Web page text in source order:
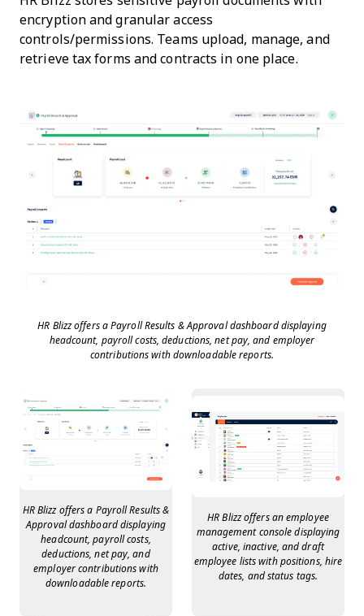
encryption and granular access
controls/permissions. Teams upload, manage, and
retrieve tax forms and contracts in one place.
HR Blizz offers a Payroll Results & Approval dashboard displaying
headcount, payroll costs, deductions, net pay, and employer
contributions with downloadable reports.
HR Blizz offers a Payroll Results &
Approval dashboard displaying
headcount, payroll costs,
deductions, net pay, and
employer contributions with
downloadable reports.
HR Blizz offers an employee
management console displaying
active, inactive, and draft
employee lists with positions, hire
dates, and status tags.